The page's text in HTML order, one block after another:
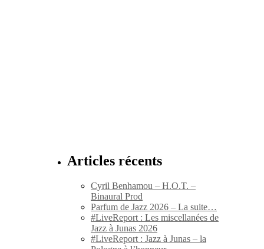
Articles récents
Cyril Benhamou – H.O.T. –
Binaural Prod
Parfum de Jazz 2026 – La suite…
#LiveReport : Les miscellanées de
Jazz à Junas 2026
#LiveReport : Jazz à Junas – la